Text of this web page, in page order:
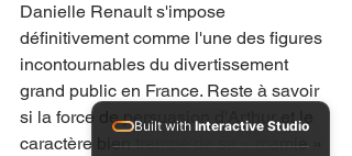
Danielle Renault s'impose
définitivement comme l'une des figures
incontournables du divertissement
grand public en France. Reste à savoir
si la force de persuasion d'Arthur et le
caractère bien trempé de sa « mamie »
Built with Interactive Studio